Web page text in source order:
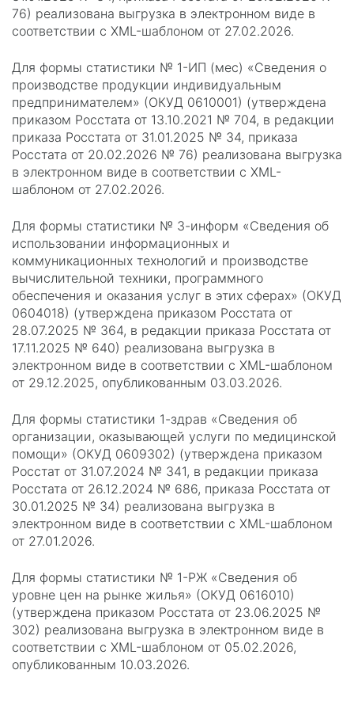
76) реализована выгрузка в электронном виде в
соответствии с XML-шаблоном от 27.02.2026.
Для формы статистики № 1-ИП (мес) «Сведения о
производстве продукции индивидуальным
предпринимателем» (ОКУД 0610001) (утверждена
приказом Росстата от 13.10.2021 № 704, в редакции
приказа Росстата от 31.01.2025 № 34, приказа
Росстата от 20.02.2026 № 76) реализована выгрузка
в электронном виде в соответствии с XML-
шаблоном от 27.02.2026.
Для формы статистики № 3-информ «Сведения об
использовании информационных и
коммуникационных технологий и производстве
вычислительной техники, программного
обеспечения и оказания услуг в этих сферах» (ОКУД
0604018) (утверждена приказом Росстата от
28.07.2025 № 364, в редакции приказа Росстата от
17.11.2025 № 640) реализована выгрузка в
электронном виде в соответствии с XML-шаблоном
от 29.12.2025, опубликованным 03.03.2026.
Для формы статистики 1-здрав «Сведения об
организации, оказывающей услуги по медицинской
помощи» (ОКУД 0609302) (утверждена приказом
Росстат от 31.07.2024 № 341, в редакции приказа
Росстата от 26.12.2024 № 686, приказа Росстата от
30.01.2025 № 34) реализована выгрузка в
электронном виде в соответствии с XML-шаблоном
от 27.01.2026.
Для формы статистики № 1-РЖ «Сведения об
уровне цен на рынке жилья» (ОКУД 0616010)
(утверждена приказом Росстата от 23.06.2025 №
302) реализована выгрузка в электронном виде в
соответствии с XML-шаблоном от 05.02.2026,
опубликованным 10.03.2026.